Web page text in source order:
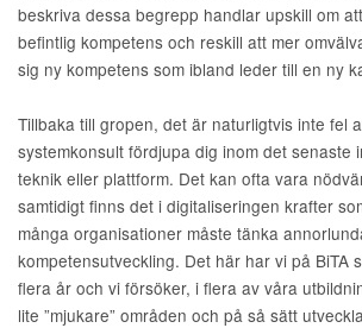
beskriva dessa begrepp handlar upskill om
befintlig kompetens och reskill att mer
sig ny kompetens som ibland leder till en ny
Tillbaka till gropen, det är naturligtvis inte fel
systemkonsult fördjupa dig inom det senaste
teknik eller plattform. Det kan ofta vara
samtidigt finns det i digitaliseringen krafter
många organisationer måste tänka
kompetensutveckling. Det här har vi på BiTA
flera år och vi försöker, i flera av våra
lite ”mjukare” områden och på så sätt